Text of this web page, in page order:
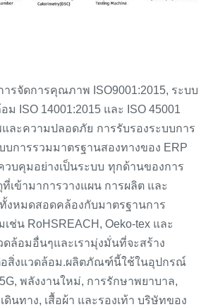
รจัดการคุณภาพ ISO9001:2015, ระบบ
ม ISO 14001:2015 และ ISO 45001
ละความปลอดภัย การรับรองระบบการ
บการรวมมาตรฐานสองทางของ ERP
วบคุมอย่างเป็นระบบ ทุกด้านของการ
เข้ามาการวางแผน การผลิต และ
หมดสอดคล้องกับมาตรฐานการ
ช่น RoHSREACH, Oeko-tex และ
ดล้อมอื่นๆและเรามุ่งมั่นที่จะสร้าง
สิ่งแวดล้อม.ผลิตภัณฑ์นี้ใช้ในอุปกรณ์
พลังงานใหม่, การรักษาพยาบาล,
ดินทาง, เสื้อผ้า และรองเท้า บริษัทของ